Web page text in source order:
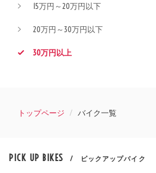
15万円～20万円以下
20万円～30万円以下
30万円以上
トップページ バイク一覧
PICK UP BIKES / ピックアップバイク